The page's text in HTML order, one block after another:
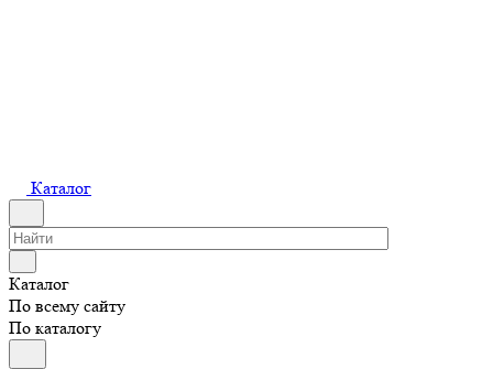
Каталог
Каталог
По всему сайту
По каталогу